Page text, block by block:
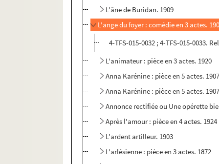
L'âne de Buridan. 1909
L'ange du foyer : comédie en 3 actes.
4-TFS-015-0032 ; 4-TFS-015-0033.
L'animateur : pièce en 3 actes. 1920
Anna Karénine : pièce en 5 actes.
Anna Karénine : pièce en 5 actes.
Annonce rectifiée ou Une opérette
Après l'amour : pièce en 4 actes. 1924
L'ardent artilleur. 1903
L'arlésienne : pièce en 3 actes. 1872